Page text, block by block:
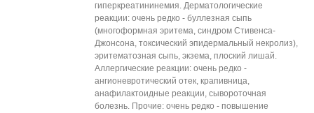
гиперкреатининемия. Дерматологические
реакции: очень редко - буллезная сыпь
(многоформная эритема, синдром Стивенса-
Джонсона, токсический эпидермальный некролиз),
эритематозная сыпь, экзема, плоский лишай.
Аллергические реакции: очень редко -
ангионевротический отек, крапивница,
анафилактоидные реакции, сывороточная
болезнь. Прочие: очень редко - повышение